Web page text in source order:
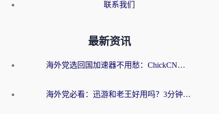
联系我们
最新资讯
海外党选回国加速器不用愁：ChickCN和洞见哪个好？一篇搞定所有疑问
海外党必看：迅游和老王好用吗？3分钟选对加速国内网络的加速器